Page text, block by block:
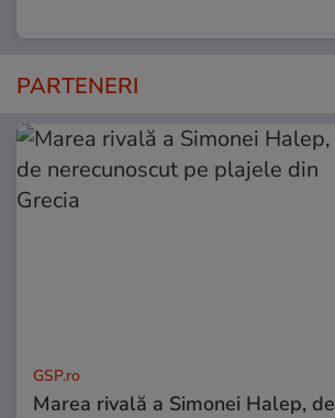
PARTENERI
GSP.ro
Marea rivală a Simonei Halep, de